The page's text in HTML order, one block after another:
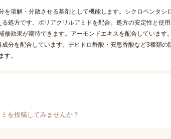
を溶解・分散させる基剤として機能します。シクロペンタシ
る処方です。ポリアクリルアミドを配合。処方の安定性と使
修効果が期待できます。アーモンドエキスを配合しています
分を配合しています。デヒドロ酢酸・安息香酸など3種類
す。
を投稿してみませんか？